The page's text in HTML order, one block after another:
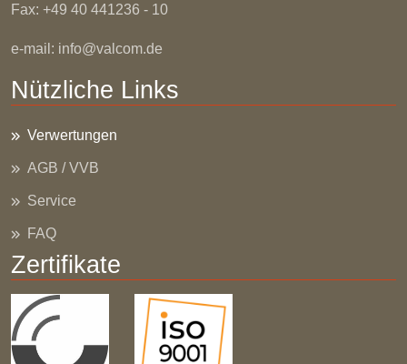
Fax: +49 40 441236 - 10
e-mail: info@valcom.de
Nützliche Links
Verwertungen
AGB / VVB
Service
FAQ
Zertifikate